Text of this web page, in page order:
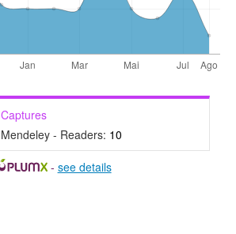
Captures
Mendeley - Readers: 10
- see details